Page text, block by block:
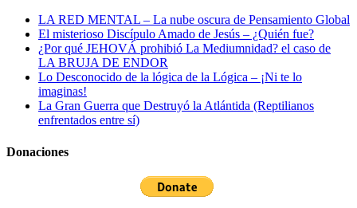
LA RED MENTAL – La nube oscura de Pensamiento Global
El misterioso Discípulo Amado de Jesús – ¿Quién fue?
¿Por qué JEHOVÁ prohibió La Mediumnidad? el caso de
LA BRUJA DE ENDOR
Lo Desconocido de la lógica de la Lógica – ¡Ni te lo
imaginas!
La Gran Guerra que Destruyó la Atlántida (Reptilianos
enfrentados entre sí)
Donaciones